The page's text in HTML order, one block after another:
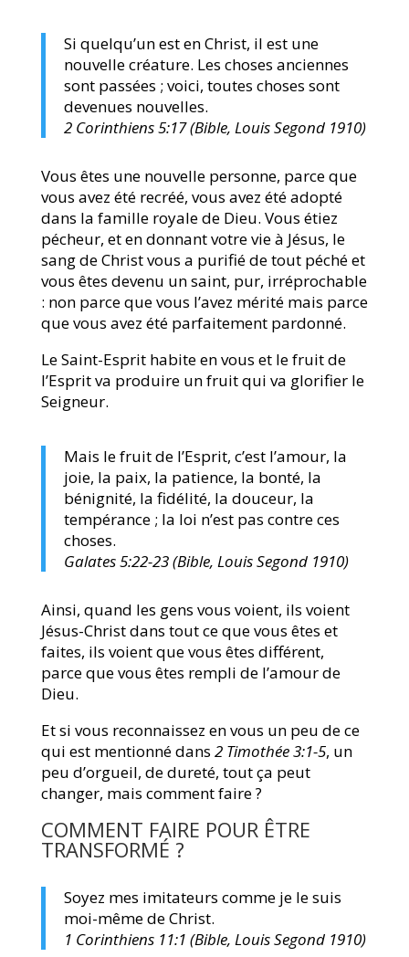
Si quelqu’un est en Christ, il est une
nouvelle créature. Les choses anciennes
sont passées ; voici, toutes choses sont
devenues nouvelles.
2 Corinthiens 5:17 (Bible, Louis Segond 1910)
Vous êtes une nouvelle personne, parce que
vous avez été recréé, vous avez été adopté
dans la famille royale de Dieu. Vous étiez
pécheur, et en donnant votre vie à Jésus, le
sang de Christ vous a purifié de tout péché et
vous êtes devenu un saint, pur, irréprochable
: non parce que vous l’avez mérité mais parce
que vous avez été parfaitement pardonné.
Le Saint-Esprit habite en vous et le fruit de
l’Esprit va produire un fruit qui va glorifier le
Seigneur.
Mais le fruit de l’Esprit, c’est l’amour, la
joie, la paix, la patience, la bonté, la
bénignité, la fidélité, la douceur, la
tempérance ; la loi n’est pas contre ces
choses.
Galates 5:22-23 (Bible, Louis Segond 1910)
Ainsi, quand les gens vous voient, ils voient
Jésus-Christ dans tout ce que vous êtes et
faites, ils voient que vous êtes différent,
parce que vous êtes rempli de l’amour de
Dieu.
Et si vous reconnaissez en vous un peu de ce
qui est mentionné dans 2 Timothée 3:1-5, un
peu d’orgueil, de dureté, tout ça peut
changer, mais comment faire ?
COMMENT FAIRE POUR ÊTRE
TRANSFORMÉ ?
Soyez mes imitateurs comme je le suis
moi-même de Christ.
1 Corinthiens 11:1 (Bible, Louis Segond 1910)